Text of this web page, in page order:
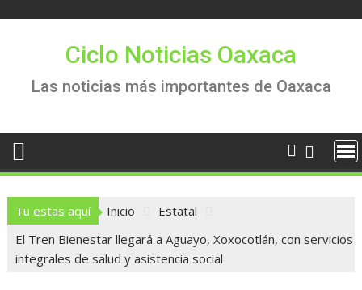
Ciclo Noticias Oaxaca
Las noticias más importantes de Oaxaca
Tu estas aquí Inicio
Estatal
El Tren Bienestar llegará a Aguayo, Xoxocotlán, con servicios
integrales de salud y asistencia social